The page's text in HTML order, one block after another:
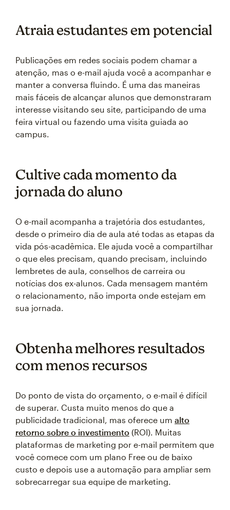
Atraia estudantes em potencial
Publicações em redes sociais podem chamar a
atenção, mas o e-mail ajuda você a acompanhar e
manter a conversa fluindo. É uma das maneiras
mais fáceis de alcançar alunos que demonstraram
interesse visitando seu site, participando de uma
feira virtual ou fazendo uma visita guiada ao
campus.
Cultive cada momento da
jornada do aluno
O e-mail acompanha a trajetória dos estudantes,
desde o primeiro dia de aula até todas as etapas da
vida pós-acadêmica. Ele ajuda você a compartilhar
o que eles precisam, quando precisam, incluindo
lembretes de aula, conselhos de carreira ou
notícias dos ex-alunos. Cada mensagem mantém
o relacionamento, não importa onde estejam em
sua jornada.
Obtenha melhores resultados
com menos recursos
Do ponto de vista do orçamento, o e-mail é difícil
de superar. Custa muito menos do que a
publicidade tradicional, mas oferece um alto
retorno sobre o investimento (ROI). Muitas
plataformas de marketing por e-mail permitem que
você comece com um plano Free ou de baixo
custo e depois use a automação para ampliar sem
sobrecarregar sua equipe de marketing.